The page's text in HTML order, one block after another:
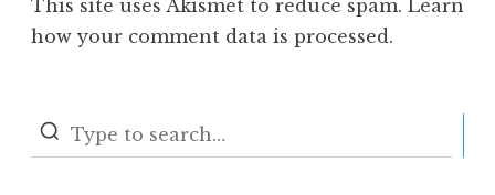
This site uses Akismet to reduce spam. Learn
how your comment data is processed.